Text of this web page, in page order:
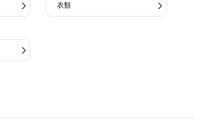
衣類